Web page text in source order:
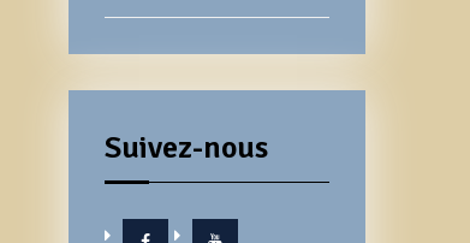
Suivez-nous